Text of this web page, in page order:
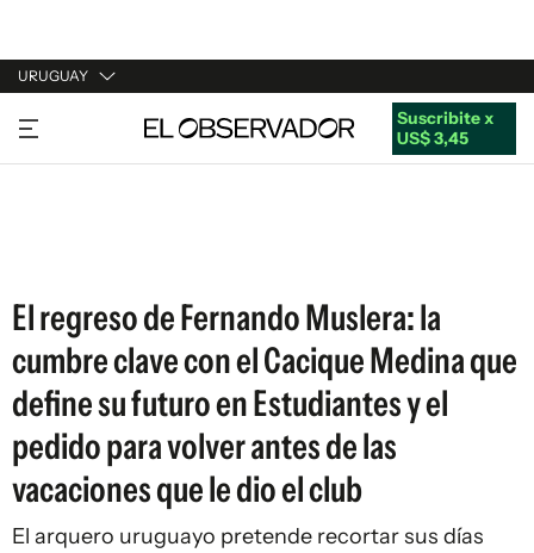
URUGUAY
URUGUAY
ARGENTINA
Suscribite x
US$ 3,45
El regreso de Fernando Muslera: la
cumbre clave con el Cacique Medina que
define su futuro en Estudiantes y el
pedido para volver antes de las
vacaciones que le dio el club
El arquero uruguayo pretende recortar sus días